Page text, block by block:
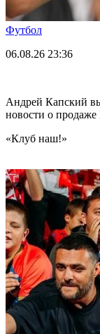
Футбол
06.08.26 23:36
Андрей Капский
новости о
«Клуб наш!»